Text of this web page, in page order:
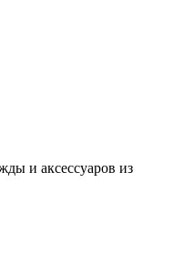
и аксессуаров из